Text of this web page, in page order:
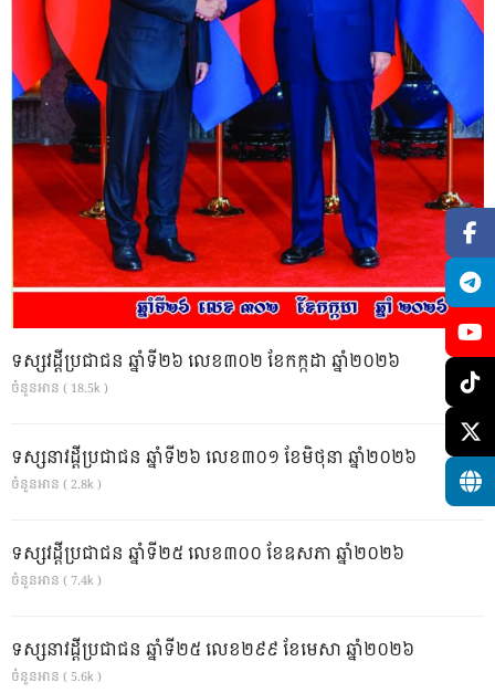
ទស្សវដ្តីប្រជាជន ឆ្នាំទី២៦ លេខ៣០២ ខែកក្កដា ឆ្នាំ២០២៦
ចំនួនអាន ( 18.5k )
ទស្សនាវដ្ដីប្រជាជន ឆ្នាំទី២៦ លេខ៣០១ ខែមិថុនា ឆ្នាំ២០២៦
ចំនួនអាន ( 2.8k )
ទស្សវដ្តីប្រជាជន ឆ្នាំទី២៥ លេខ៣០០ ខែឧសភា ឆ្នាំ២០២៦
ចំនួនអាន ( 7.4k )
ទស្សនាវដ្ដីប្រជាជន ឆ្នាំទី២៥ លេខ២៩៩ ខែមេសា ឆ្នាំ២០២៦
ចំនួនអាន ( 5.6k )